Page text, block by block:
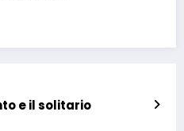
e il solitario